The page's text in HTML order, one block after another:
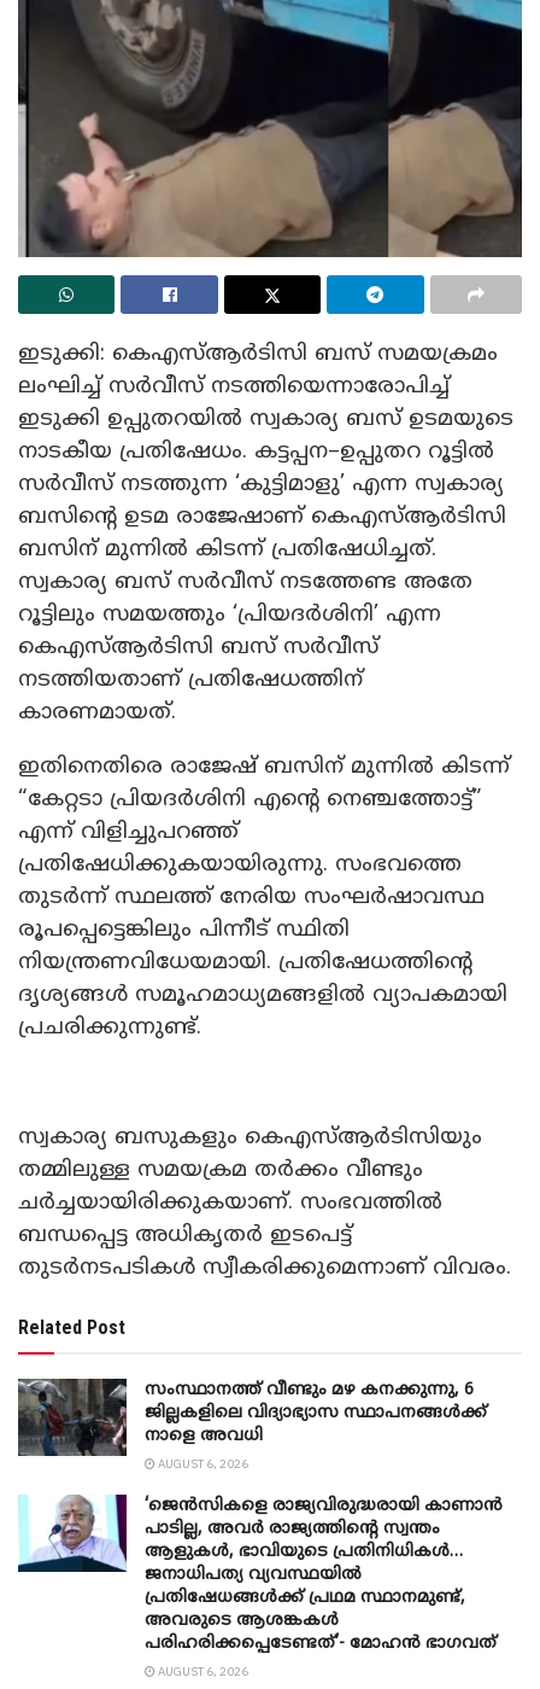
ഇടുക്കി: കെഎസ്ആർടിസി ബസ് സമയക്രമം
ലംഘിച്ച് സർവീസ് നടത്തിയെന്നാരോപിച്ച്
ഇടുക്കി ഉപ്പുതറയിൽ സ്വകാര്യ ബസ് ഉടമയുടെ
നാടകീയ പ്രതിഷേധം. കട്ടപ്പന–ഉപ്പുതറ റൂട്ടിൽ
സർവീസ് നടത്തുന്ന ‘കുട്ടിമാളു’ എന്ന സ്വകാര്യ
ബസിന്റെ ഉടമ രാജേഷാണ് കെഎസ്ആർടിസി
ബസിന് മുന്നിൽ കിടന്ന് പ്രതിഷേധിച്ചത്.
സ്വകാര്യ ബസ് സർവീസ് നടത്തേണ്ട അതേ
റൂട്ടിലും സമയത്തും ‘പ്രിയദർശിനി’ എന്ന
കെഎസ്ആർടിസി ബസ് സർവീസ്
നടത്തിയതാണ് പ്രതിഷേധത്തിന്
കാരണമായത്.
ഇതിനെതിരെ രാജേഷ് ബസിന് മുന്നിൽ കിടന്ന്
“കേറ്റടാ പ്രിയദർശിനി എന്റെ നെഞ്ചത്തോട്ട്”
എന്ന് വിളിച്ചുപറഞ്ഞ്
പ്രതിഷേധിക്കുകയായിരുന്നു. സംഭവത്തെ
തുടർന്ന് സ്ഥലത്ത് നേരിയ സംഘർഷാവസ്ഥ
രൂപപ്പെട്ടെങ്കിലും പിന്നീട് സ്ഥിതി
നിയന്ത്രണവിധേയമായി. പ്രതിഷേധത്തിന്റെ
ദൃശ്യങ്ങൾ സമൂഹമാധ്യമങ്ങളിൽ വ്യാപകമായി
പ്രചരിക്കുന്നുണ്ട്.
സ്വകാര്യ ബസുകളും കെഎസ്ആർടിസിയും
തമ്മിലുള്ള സമയക്രമ തർക്കം വീണ്ടും
ചർച്ചയായിരിക്കുകയാണ്. സംഭവത്തിൽ
ബന്ധപ്പെട്ട അധികൃതർ ഇടപെട്ട്
തുടർനടപടികൾ സ്വീകരിക്കുമെന്നാണ് വിവരം.
Related Post
സംസ്ഥാനത്ത് വീണ്ടും മഴ കനക്കുന്നു, 6
ജില്ലകളിലെ വിദ്യാഭ്യാസ സ്ഥാപനങ്ങൾക്ക്
നാളെ അവധി
AUGUST 6, 2026
‘ജെൻസികളെ രാജ്യവിരുദ്ധരായി കാണാൻ
പാടില്ല, അവർ രാജ്യത്തിന്റെ സ്വന്തം
ആളുകൾ, ഭാവിയുടെ പ്രതിനിധികൾ…
ജനാധിപത്യ വ്യവസ്ഥയിൽ
പ്രതിഷേധങ്ങൾക്ക് പ്രഥമ സ്ഥാനമുണ്ട്,
അവരുടെ ആശങ്കകൾ
പരിഹരിക്കപ്പെടേണ്ടത്’- മോഹൻ ഭാ​ഗവത്
AUGUST 6, 2026